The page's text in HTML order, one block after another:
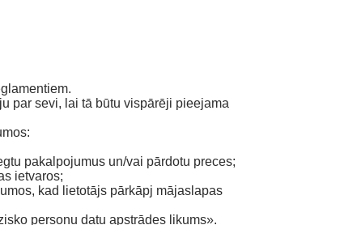
par sevi, lai tā būtu vispārēji pieejama
pakalpojumus un/vai pārdotu preces;
ietvaros;
kad lietotājs pārkāpj mājaslapas
personu datu apstrādes likums».